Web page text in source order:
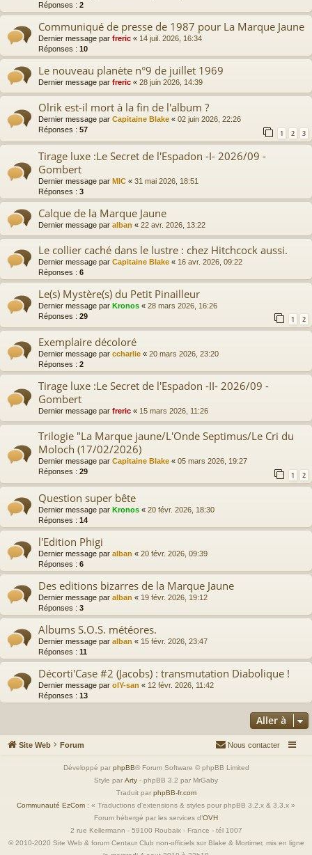
Réponses : 2
Communiqué de presse de 1987 pour La Marque Jaune
Dernier message par freric « 14 juil. 2026, 16:34
Réponses : 10
Le nouveau planète n°9 de juillet 1969
Dernier message par freric « 28 juin 2026, 14:39
Olrik est-il mort à la fin de l'album ?
Dernier message par Capitaine Blake « 02 juin 2026, 22:26
Réponses : 57 1 2 3
Tirage luxe :Le Secret de l'Espadon -I- 2026/09 -
Gombert
Dernier message par MIC « 31 mai 2026, 18:51
Réponses : 3
Calque de la Marque Jaune
Dernier message par alban « 22 avr. 2026, 13:22
Le collier caché dans le lustre : chez Hitchcock aussi.
Dernier message par Capitaine Blake « 16 avr. 2026, 09:22
Réponses : 6
Le(s) Mystère(s) du Petit Pinailleur
Dernier message par Kronos « 28 mars 2026, 16:26
Réponses : 29 1 2
Exemplaire décoloré
Dernier message par ccharlie « 20 mars 2026, 23:20
Réponses : 2
Tirage luxe :Le Secret de l'Espadon -II- 2026/09 -
Gombert
Dernier message par freric « 15 mars 2026, 11:26
Trilogie "La Marque jaune/L'Onde Septimus/Le Cri du
Moloch (17/02/2026)
Dernier message par Capitaine Blake « 05 mars 2026, 19:27
Réponses : 29 1 2
Question super bête
Dernier message par Kronos « 20 févr. 2026, 18:30
Réponses : 14
l'Edition Phigi
Dernier message par alban « 20 févr. 2026, 09:39
Réponses : 6
Des editions bizarres de la Marque Jaune
Dernier message par alban « 19 févr. 2026, 19:12
Réponses : 3
Albums S.O.S. météores.
Dernier message par alban « 15 févr. 2026, 23:47
Réponses : 11
Décorti'Case #2 (Jacobs) : transmutation Diabolique !
Dernier message par olY-san « 12 févr. 2026, 11:42
Réponses : 13
Aller à
Site Web Forum Nous contacter
Développé par phpBB® Forum Software © phpBB Limited
Style par Arty - phpBB 3.2 par MrGaby
Traduit par phpBB-fr.com
Communauté EzCom : « Traductions d'extensions & styles pour phpBB 3.2.x & 3.3.x »
Forum hébergé par les services d’OVH
2 rue Kellermann - 59100 Roubaix - France - tél 1007
© 2010-2020 Site Web & forum Centaur Club non-officiels sur Blake & Mortimer, mis en ligne